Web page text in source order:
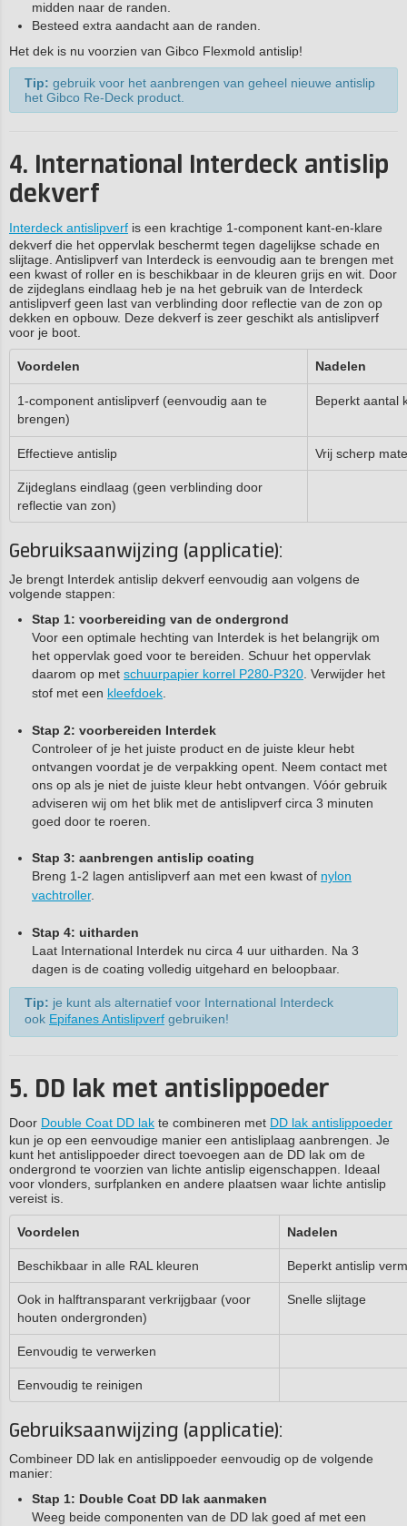
midden naar de randen.
Besteed extra aandacht aan de randen.
Het dek is nu voorzien van Gibco Flexmold antislip!
Tip: gebruik voor het aanbrengen van geheel nieuwe antislip
het Gibco Re-Deck product.
4. International Interdeck antislip
dekverf
Interdeck antislipverf is een krachtige 1-component kant-en-klare
dekverf die het oppervlak beschermt tegen dagelijkse schade en
slijtage. Antislipverf van Interdeck is eenvoudig aan te brengen met
een kwast of roller en is beschikbaar in de kleuren grijs en wit. Door
de zijdeglans eindlaag heb je na het gebruik van de Interdeck
antislipverf geen last van verblinding door reflectie van de zon op
dekken en opbouw. Deze dekverf is zeer geschikt als antislipverf
voor je boot.
Voordelen Nadelen
1-component antislipverf (eenvoudig aan te
brengen)
Beperkt aantal
Effectieve antislip Vrij scherp
Zijdeglans eindlaag (geen verblinding door
reflectie van zon)
Gebruiksaanwijzing (applicatie):
Je brengt Interdek antislip dekverf eenvoudig aan volgens de
volgende stappen:
Stap 1: voorbereiding van de ondergrond
Voor een optimale hechting van Interdek is het belangrijk om
het oppervlak goed voor te bereiden. Schuur het oppervlak
daarom op met schuurpapier korrel P280-P320 . Verwijder het
stof met een kleefdoek
Stap 2: voorbereiden Interdek
Controleer of je het juiste product en de juiste kleur hebt
ontvangen voordat je de verpakking opent. Neem contact met
ons op als je niet de juiste kleur hebt ontvangen. Vóór gebruik
adviseren wij om het blik met de antislipverf circa 3 minuten
goed door te roeren.
Stap 3: aanbrengen antislip coating
Breng 1-2 lagen antislipverf aan met een kwast of nylon
vachtroller.
Stap 4: uitharden
Laat International Interdek nu circa 4 uur uitharden. Na 3
dagen is de coating volledig uitgehard en beloopbaar.
Tip: je kunt als alternatief voor International Interdeck
ook Epifanes Antislipverf gebruiken!
5. DD lak met antislippoeder
Door Double Coat DD lak te combineren met DD lak antislippoeder
kun je op een eenvoudige manier een antisliplaag aanbrengen. Je
kunt het antislippoeder direct toevoegen aan de DD lak om de
ondergrond te voorzien van lichte antislip eigenschappen. Ideaal
voor vlonders, surfplanken en andere plaatsen waar lichte antislip
vereist is.
Voordelen Nadelen
Beschikbaar in alle RAL kleuren Beperkt antislip
Ook in halftransparant verkrijgbaar (voor
houten ondergronden)
Snelle slijtage
Eenvoudig te verwerken
Eenvoudig te reinigen
Gebruiksaanwijzing (applicatie):
Combineer DD lak en antislippoeder eenvoudig op de volgende
manier:
Stap 1: Double Coat DD lak aanmaken
Weeg beide componenten van de DD lak goed af met een